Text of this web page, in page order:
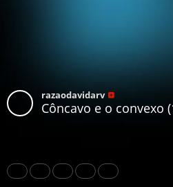
razaodavidarv
Côncavo e o convexo
Share Like Repost